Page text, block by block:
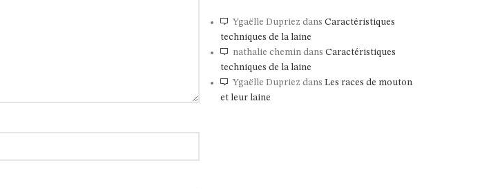
Ygaëlle Dupriez dans Caractéristiques
techniques de la laine
nathalie chemindans Caractéristiques
techniques de la laine
Ygaëlle Dupriez dans Les races de mouton
et leur laine